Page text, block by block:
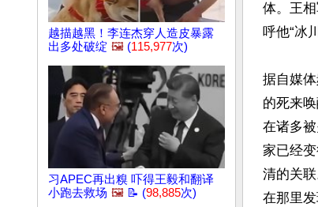
越描越黑！李连杰穿人造皮暴露
出多处破绽 🖼️ (115,977次)
习APEC再出糗 吓得王毅和翻译
小跑去救场 🖼️ 📝 (98,885次)
体。王
呼他“冰
据自媒
的死来
在诸多
家已经
清的关
在那里